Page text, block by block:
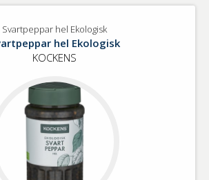
Svartpeppar hel Ekologisk
hel Ekologisk
KOCKENS